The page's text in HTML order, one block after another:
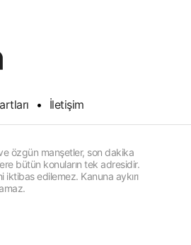
• İletişim
özgün manşetler, son dakika
bütün konuların tek adresidir.
edilemez. Kanuna aykırı